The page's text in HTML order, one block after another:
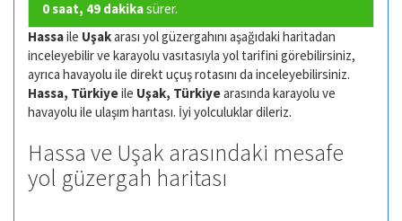
0 saat, 49 dakikasürer.
Hassaile Uşakarası yol güzergahını aşağıdaki haritadan
inceleyebilir ve karayolu vasıtasıyla yol tarifini görebilirsiniz,
ayrıca havayolu ile direkt uçuş rotasını da inceleyebilirsiniz.
Hassa, Türkiyeile Uşak, Türkiyearasında karayolu ve
havayolu ile ulaşım harıtası. İyi yolculuklar dileriz.
Hassa ve Uşak arasındaki mesafe
yol güzergah haritası